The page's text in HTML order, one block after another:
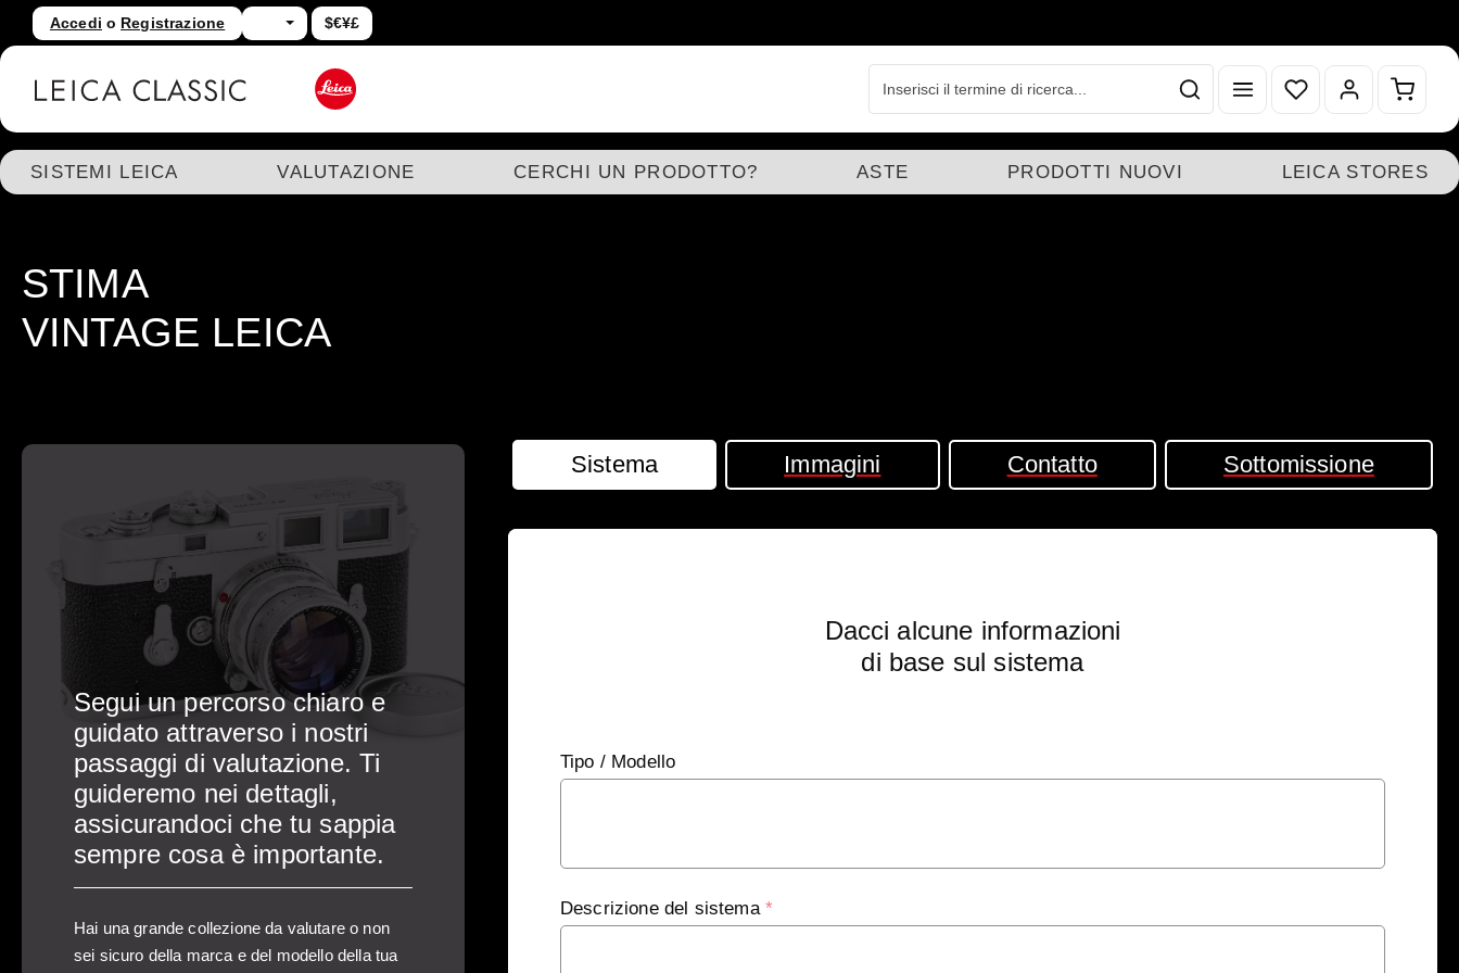
al contenuto principale
Salta alla ricerca
Accedi o Registrazione $€¥£
Hai 0 articoli nella lista
SISTEMI LEICA VALUTAZIONE CERCHI UN PRODOTTO? ASTE PRODOTTI NUOVI LEICA STORES
STIMA
VINTAGE LEICA
Segui un percorso chiaro e
guidato attraverso i nostri
passaggi di valutazione. Ti
guideremo nei dettagli,
assicurandoci che tu sappia
sempre cosa è importante.
Hai una grande collezione da valutare o non
sei sicuro della marca e del modello della tua
Sistema Immagini Contatto Sottomissione
Dacci alcune informazioni
di base sul sistema
Tipo / Modello
Descrizione del sistema *
fino a
o attrezzatura.
dettagli di contatto preferiti per farti
un'e-mail contenente un numero
tue informazioni. Una volta ricevuta
entro 1-4 giorni lavorativi.
prezzi di mercato globali e modelli di riferimento
dei cambiamenti di mercato e di fattori individuali
è solo una stima preliminare. Il tuo prodotto
prima di procedere con una possibile acquisizione.